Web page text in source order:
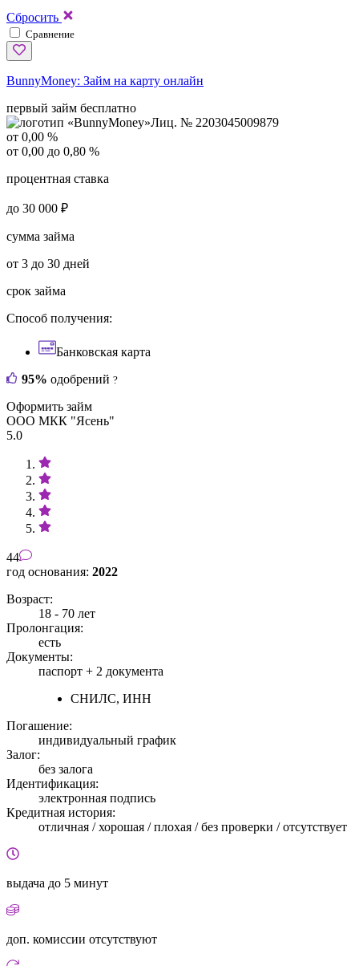
Сбросить
Сравнение
BunnyMoney: Займ на карту онлайн
первый займ бесплатно
Лиц. № 2203045009879
от 0,00 %
от 0,00 до 0,80 %
процентная ставка
до 30 000 ₽
сумма займа
от 3 до 30 дней
срок займа
Способ получения:
Банковская карта
95% одобрений ?
Оформить займ
ООО МКК "Ясень"
5.0
44
год основания: 2022
Возраст:
18 - 70 лет
Пролонгация:
есть
Документы:
паспорт + 2 документа
СНИЛС, ИНН
Погашение:
индивидуальный график
Залог:
без залога
Идентификация:
электронная подпись
Кредитная история:
отличная / хорошая / плохая / без проверки / отсутствует
выдача до 5 минут
доп. комиссии отсутствуют